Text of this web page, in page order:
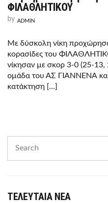
ΦΙΛΑΘΛΗΤΙΚΟΥ
by ADMIN
Με δύσκολη νίκη
κορασίδες του
νίκησαν με σκορ 3-0 (25-
ομάδα του ΑΣ ΓΙΑΝΝΕΝΑ και
κατάκτηση […]
for:
ΤΕΛΕΥΤΑΙΑ ΝΕΑ